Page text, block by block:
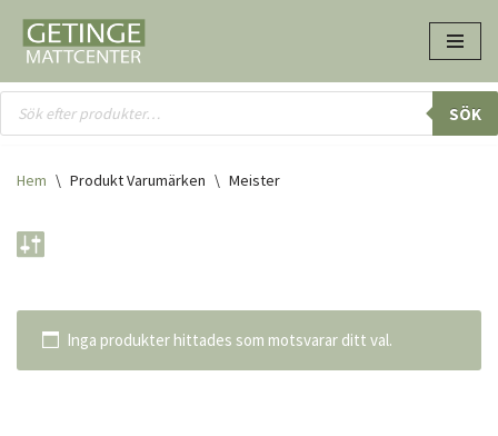
Hoppa
till
innehåll
SÖK
Hem \ Produkt Varumärken \ Meister
Inga produkter hittades som motsvarar ditt val.